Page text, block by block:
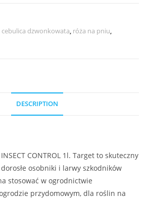
cebulica dzwonkowata, róża na pniu,
DESCRIPTION
CONTROL 1l. Target to skuteczny
osobniki i larwy szkodników
stosować w ogrodnictwie
przydomowym, dla roślin na